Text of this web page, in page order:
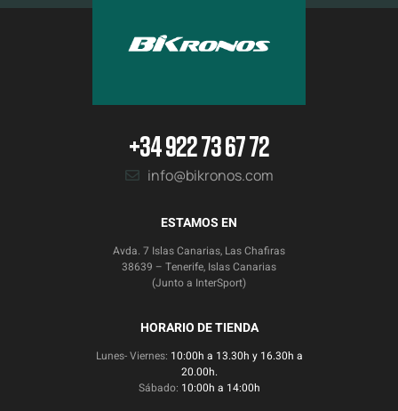
+34 922 73 67 72
info@bikronos.com
ESTAMOS EN
Avda. 7 Islas Canarias, Las Chafiras
38639 – Tenerife, Islas Canarias
(Junto a InterSport)
HORARIO DE TIENDA
Lunes- Viernes: 10:00h a 13.30h y 16.30h a
20.00h.
Sábado: 10:00h a 14:00h